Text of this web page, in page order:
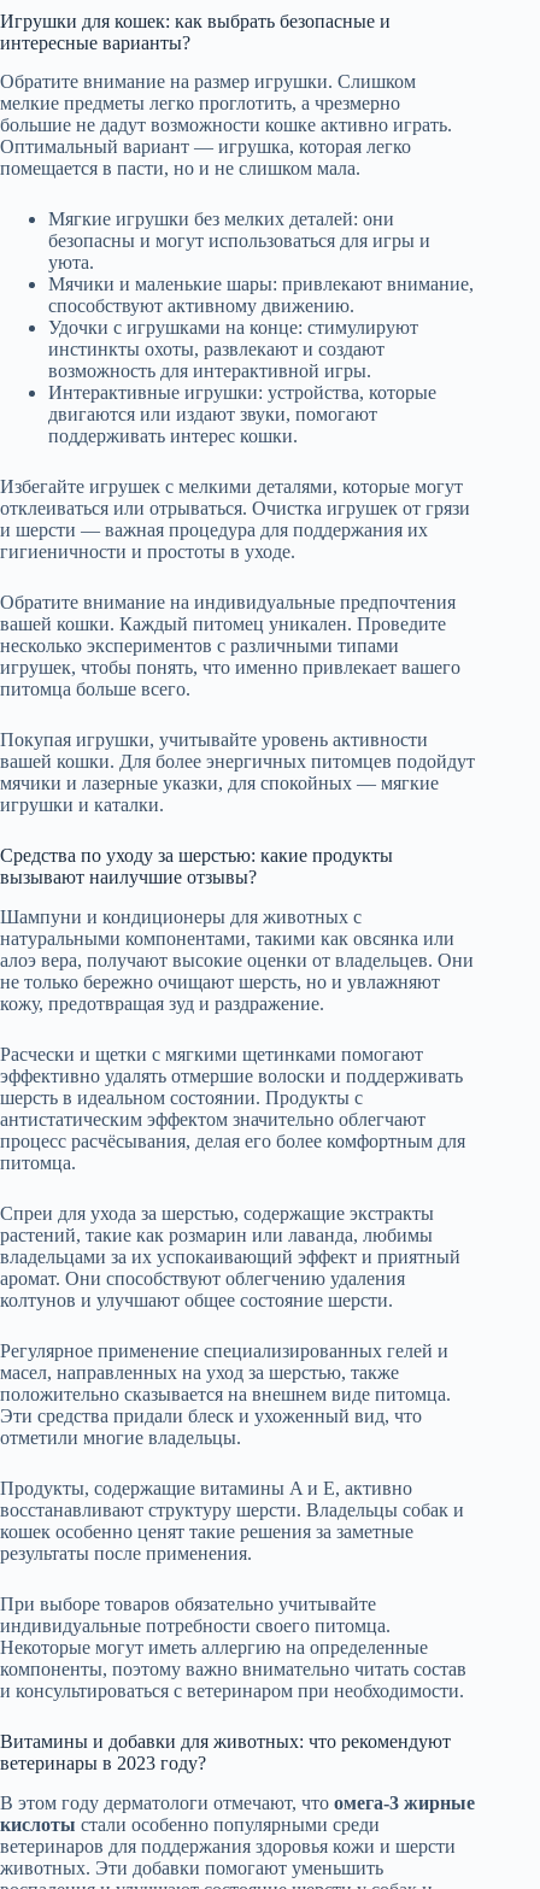
Игрушки для кошек: как выбрать безопасные и
интересные варианты?
Обратите внимание на размер игрушки. Слишком
мелкие предметы легко проглотить, а чрезмерно
большие не дадут возможности кошке активно играть.
Оптимальный вариант — игрушка, которая легко
помещается в пасти, но и не слишком мала.
Мягкие игрушки без мелких деталей: они
безопасны и могут использоваться для игры и
уюта.
Мячики и маленькие шары: привлекают внимание,
способствуют активному движению.
Удочки с игрушками на конце: стимулируют
инстинкты охоты, развлекают и создают
возможность для интерактивной игры.
Интерактивные игрушки: устройства, которые
двигаются или издают звуки, помогают
поддерживать интерес кошки.
Избегайте игрушек с мелкими деталями, которые могут
отклеиваться или отрываться. Очистка игрушек от грязи
и шерсти — важная процедура для поддержания их
гигиеничности и простоты в уходе.
Обратите внимание на индивидуальные предпочтения
вашей кошки. Каждый питомец уникален. Проведите
несколько экспериментов с различными типами
игрушек, чтобы понять, что именно привлекает вашего
питомца больше всего.
Покупая игрушки, учитывайте уровень активности
вашей кошки. Для более энергичных питомцев подойдут
мячики и лазерные указки, для спокойных — мягкие
игрушки и каталки.
Средства по уходу за шерстью: какие продукты
вызывают наилучшие отзывы?
Шампуни и кондиционеры для животных с
натуральными компонентами, такими как овсянка или
алоэ вера, получают высокие оценки от владельцев. Они
не только бережно очищают шерсть, но и увлажняют
кожу, предотвращая зуд и раздражение.
Расчески и щетки с мягкими щетинками помогают
эффективно удалять отмершие волоски и поддерживать
шерсть в идеальном состоянии. Продукты с
антистатическим эффектом значительно облегчают
процесс расчёсывания, делая его более комфортным для
питомца.
Спреи для ухода за шерстью, содержащие экстракты
растений, такие как розмарин или лаванда, любимы
владельцами за их успокаивающий эффект и приятный
аромат. Они способствуют облегчению удаления
колтунов и улучшают общее состояние шерсти.
Регулярное применение специализированных гелей и
масел, направленных на уход за шерстью, также
положительно сказывается на внешнем виде питомца.
Эти средства придали блеск и ухоженный вид, что
отметили многие владельцы.
Продукты, содержащие витамины A и E, активно
восстанавливают структуру шерсти. Владельцы собак и
кошек особенно ценят такие решения за заметные
результаты после применения.
При выборе товаров обязательно учитывайте
индивидуальные потребности своего питомца.
Некоторые могут иметь аллергию на определенные
компоненты, поэтому важно внимательно читать состав
и консультироваться с ветеринаром при необходимости.
Витамины и добавки для животных: что рекомендуют
ветеринары в 2023 году?
В этом году дерматологи отмечают, что омега-3 жирные
кислоты стали особенно популярными среди
ветеринаров для поддержания здоровья кожи и шерсти
животных. Эти добавки помогают уменьшить